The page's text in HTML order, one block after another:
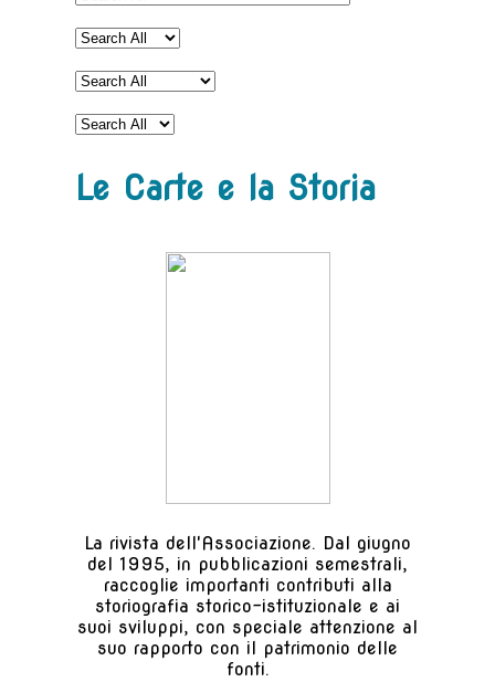
Le Carte e la Storia
La rivista dell'Associazione. Dal giugno
del 1995, in pubblicazioni semestrali,
raccoglie importanti contributi alla
storiografia storico-istituzionale e ai
suoi sviluppi, con speciale attenzione al
suo rapporto con il patrimonio delle
fonti.